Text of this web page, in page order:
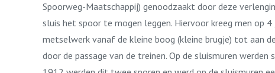
Spoorweg-Maatschappij) genoodzaakt door deze
sluis het spoor te mogen leggen. Hiervoor kreeg men op
metselwerk vanaf de kleine boog (kleine brugje) tot aan
door de passage van de treinen. Op de sluismuren